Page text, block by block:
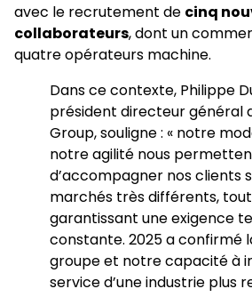
avec le recrutement de cinq
collaborateurs, dont un
quatre opérateurs machine.
Dans ce contexte, Philippe
président directeur général
Group, souligne : « notre
notre agilité nous
d’accompagner nos clients
marchés très différents,
garantissant une exigence
constante. 2025 a confirmé
groupe et notre capacité à
service d’une industrie plus